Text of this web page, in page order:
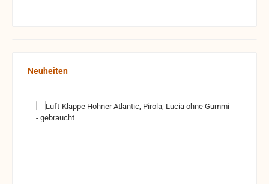
Produktgalerie überspringen
Neuheiten